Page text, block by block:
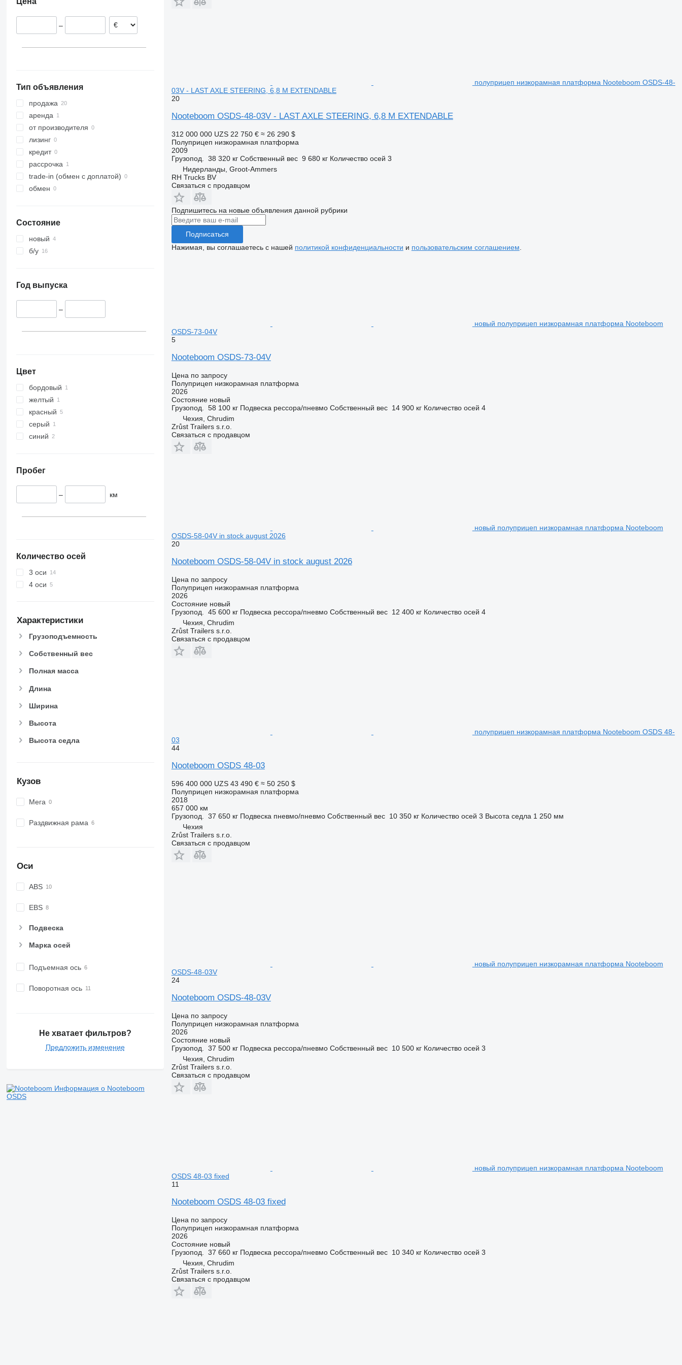
Эстония
Финляндия
–
Тип объявления
продажа
аренда
от производителя
лизинг
кредит
рассрочка
trade-in (обмен с доплатой)
обмен
Состояние
новый
б/у
Год выпуска
–
Цвет
бордовый
желтый
красный
серый
синий
Пробег
– км
Количество осей
3 оси
4 оси
Характеристики
Грузоподъемность
Собственный вес
Полная масса
Длина
Ширина
Высота
Высота седла
Кузов
Мега
Раздвижная рама
Оси
ABS
EBS
Подвеска
Марка осей
Подъемная ось
Поворотная ось
Не хватает фильтров?
Предложить изменение
Информация о Nooteboom
OSDS
полуприцеп низкорамная платформа Nooteboom OSDS-48-
03V - LAST AXLE STEERING, 6,8 M EXTENDABLE
20
Nooteboom OSDS-48-03V - LAST AXLE STEERING, 6,8 M EXTENDABLE
312 000 000 UZS 22 750 € ≈ 26 290 $
Полуприцеп низкорамная платформа
2009
Грузопод.
38 320 кг Собственный вес 9 680 кг Количество осей 3
Нидерланды, Groot-Ammers
RH Trucks BV
Связаться с продавцом
Подпишитесь на новые объявления данной рубрики
Подписаться
Нажимая, вы соглашаетесь с нашей политикой конфиденциальности и пользовательским соглашением
новый полуприцеп низкорамная платформа Nooteboom
OSDS-73-04V
5
Nooteboom OSDS-73-04V
Цена по запросу
Полуприцеп низкорамная платформа
2026
Состояниеновый
Грузопод.
58 100 кг Подвеска рессора/пневмо Собственный вес 14 900 кг Количество осей 4
Чехия, Chrudim
Zrůst Trailers s.r.o.
Связаться с продавцом
новый полуприцеп низкорамная платформа Nooteboom
OSDS-58-04V in stock august 2026
20
Nooteboom OSDS-58-04V in stock august 2026
Цена по запросу
Полуприцеп низкорамная платформа
2026
Состояниеновый
Грузопод.
45 600 кг Подвеска рессора/пневмо Собственный вес 12 400 кг Количество осей 4
Чехия, Chrudim
Zrůst Trailers s.r.o.
Связаться с продавцом
полуприцеп низкорамная платформа Nooteboom OSDS 48-
03
44
Nooteboom OSDS 48-03
596 400 000 UZS 43 490 € ≈ 50 250 $
Полуприцеп низкорамная платформа
2018
657 000 км
Грузопод.
37 650 кг Подвеска пневмо/пневмо Собственный вес 10 350 кг Количество осей 3 Высота седла 1 250 мм
Чехия
Zrůst Trailers s.r.o.
Связаться с продавцом
новый полуприцеп низкорамная платформа Nooteboom
OSDS-48-03V
24
Nooteboom OSDS-48-03V
Цена по запросу
Полуприцеп низкорамная платформа
2026
Состояниеновый
Грузопод.
37 500 кг Подвеска рессора/пневмо Собственный вес 10 500 кг Количество осей 3
Чехия, Chrudim
Zrůst Trailers s.r.o.
Связаться с продавцом
новый полуприцеп низкорамная платформа Nooteboom
OSDS 48-03 fixed
11
Nooteboom OSDS 48-03 fixed
Цена по запросу
Полуприцеп низкорамная платформа
2026
Состояниеновый
Грузопод.
37 660 кг Подвеска рессора/пневмо Собственный вес 10 340 кг Количество осей 3
Чехия, Chrudim
Zrůst Trailers s.r.o.
Связаться с продавцом